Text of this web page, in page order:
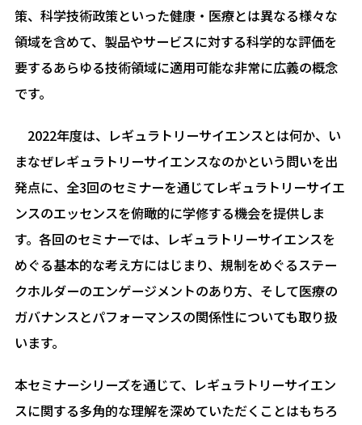
策、科学技術政策といった健康・医療とは異なる様々な
領域を含めて、製品やサービスに対する科学的な評価を
要するあらゆる技術領域に適用可能な非常に広義の概念
です。
2022年度は、レギュラトリーサイエンスとは何か、い
まなぜレギュラトリーサイエンスなのかという問いを出
発点に、全3回のセミナーを通じてレギュラトリーサイエ
ンスのエッセンスを俯瞰的に学修する機会を提供しま
す。各回のセミナーでは、レギュラトリーサイエンスを
めぐる基本的な考え方にはじまり、規制をめぐるステー
クホルダーのエンゲージメントのあり方、そして医療の
ガバナンスとパフォーマンスの関係性についても取り扱
います。
本セミナーシリーズを通じて、レギュラトリーサイエン
スに関する多角的な理解を深めていただくことはもちろ